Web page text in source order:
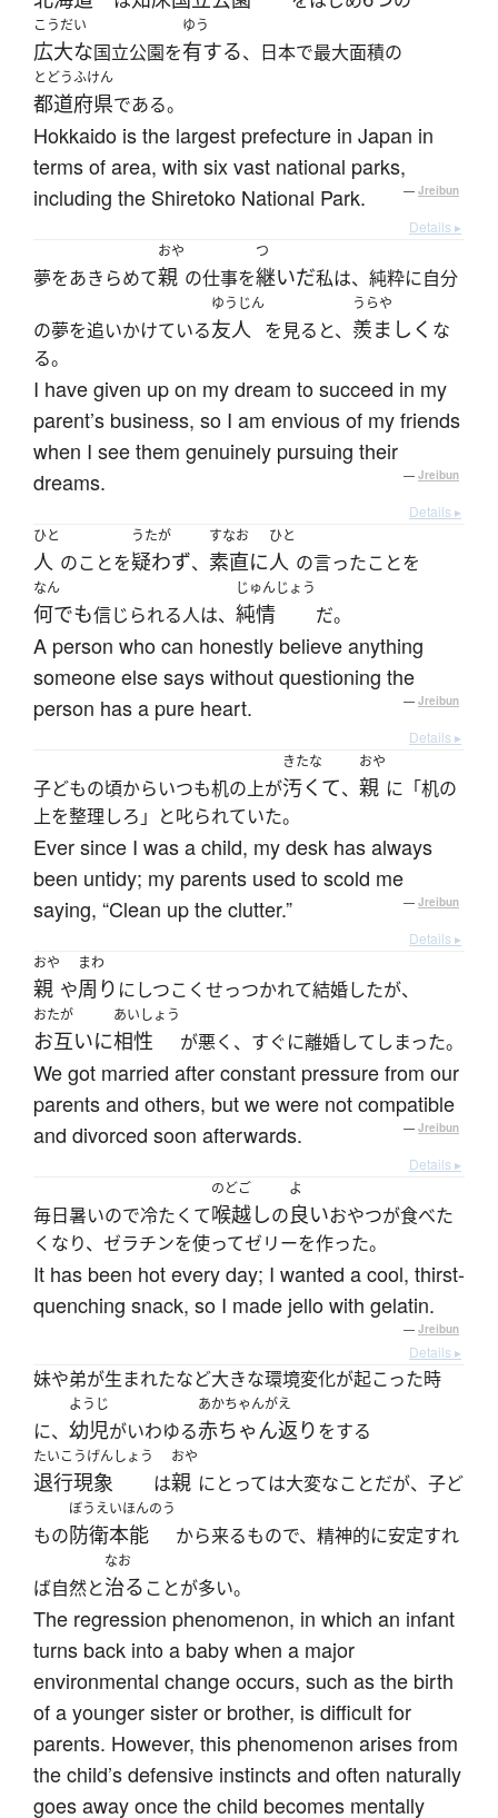
こうだい
広大な国立公園を
ゆう
有する、日本で最大面積の
とどうふけん
都道府県である。
Hokkaido is the largest prefecture in Japan in
terms of area, with six vast national parks,
including the Shiretoko National Park.
— Jreibun
Details ▸
夢をあきらめて
おや
親 の仕事を
つ
継いだ私は、純粋に自分
の夢を追いかけている
ゆうじん
友人 を見ると、
うらや
羨ましく な
る。
I have given up on my dream to succeed in my
parent’s business, so I am envious of my friends
when I see them genuinely pursuing their
dreams.
— Jreibun
Details ▸
ひと
人 のことを
うたが
疑わず、
すなお
素直に
ひと
人 の言ったことを
なん
何でも信じられる人は、
じゅんじょう
純情 だ。
A person who can honestly believe anything
someone else says without questioning the
person has a pure heart.
— Jreibun
Details ▸
子どもの頃からいつも机の上が
きたな
汚くて、
おや
親 に「机の
上を整理しろ」と叱られていた。
Ever since I was a child, my desk has always
been untidy; my parents used to scold me
saying, “Clean up the clutter.”
— Jreibun
Details ▸
おや
親 や
まわ
周り にしつこくせっつかれて結婚したが、
おたが
お互いに
あいしょう
相性 が悪く、すぐに離婚してしまった。
We got married after constant pressure from our
parents and others, but we were not compatible
and divorced soon afterwards.
— Jreibun
Details ▸
毎日暑いので冷たくて
のどご
喉越しの
よ
良いおやつが食べた
くなり、ゼラチンを使ってゼリーを作った。
It has been hot every day; I wanted a cool, thirst-
quenching snack, so I made jello with gelatin.
— Jreibun
Details ▸
妹や弟が生まれたなど大きな環境変化が起こった時
に、
ようじ
幼児がいわゆる
あかちゃんがえ
赤ちゃん返りをする
たいこうげんしょう
退行現象 は
おや
親 にとっては大変なことだが、子ど
もの
ぼうえいほんのう
防衛本能 から来るもので、精神的に安定すれ
ば自然と
なお
治ることが多い。
The regression phenomenon, in which an infant
turns back into a baby when a major
environmental change occurs, such as the birth
of a younger sister or brother, is difficult for
parents. However, this phenomenon arises from
the child’s defensive instincts and often naturally
goes away once the child becomes mentally